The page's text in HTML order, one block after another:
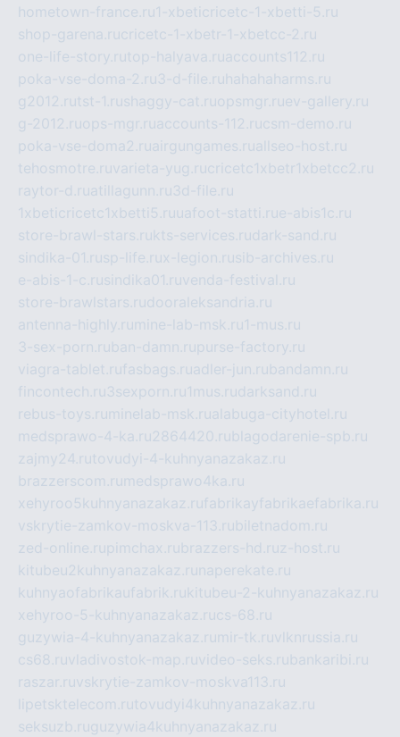
hometown-france.ru1-xbeticricetc-1-xbetti-5.ru
shop-garena.rucricetc-1-xbetr-1-xbetcc-2.ru
one-life-story.rutop-halyava.ruaccounts112.ru
poka-vse-doma-2.ru3-d-file.ru hahahaharms.ru
g2012.rutst-1.rushaggy-cat.ruopsmgr.ruev-gallery.ru
g-2012.ruops-mgr.ruaccounts-112.rucsm-demo.ru
poka-vse-doma2.ruairgungames.ruallseo-host.ru
tehosmotre.ruvarieta-yug.rucricetc1xbetr1xbetcc2.ru
raytor-d.ruatillagunn.ru3d-file.ru
1xbeticricetc1xbetti5.ruuafoot-statti.rue-abis1c.ru
store-brawl-stars.rukts-services.rudark-sand.ru
sindika-01.rusp-life.rux-legion.rusib-archives.ru
e-abis-1-c.rusindika01.ruvenda-festival.ru
store-brawlstars.rudooraleksandria.ru
antenna-highly.ru mine-lab-msk.ru1-mus.ru
3-sex-porn.ruban-damn.rupurse-factory.ru
viagra-tablet.rufasbags.ruadler-jun.rubandamn.ru
fincontech.ru3sexporn.ru1mus.rudarksand.ru
rebus-toys.ru minelab-msk.rualabuga-cityhotel.ru
medsprawo-4-ka.ru2864420.rublagodarenie-spb.ru
zajmy24.rutovudyi-4-kuhnyanazakaz.ru
brazzerscom.ru medsprawo4ka.ru
xehyroo5kuhnyanazakaz.rufabrikayfabrikaefabrika.ru
vskrytie-zamkov-moskva-113.rubiletnadom.ru
zed-online.rupimchax.rubrazzers-hd.ruz-host.ru
kitubeu2kuhnyanazakaz.ru naperekate.ru
kuhnyaofabrikaufabrik.rukitubeu-2-kuhnyanazakaz.ru
xehyroo-5-kuhnyanazakaz.rucs-68.ru
guzywia-4-kuhnyanazakaz.ru mir-tk.ruvlknrussia.ru
cs68.ruvladivostok-map.ruvideo-seks.rubankaribi.ru
raszar.ruvskrytie-zamkov-moskva113.ru
lipetsktelecom.rutovudyi4kuhnyanazakaz.ru
seksuzb.ruguzywia4kuhnyanazakaz.ru